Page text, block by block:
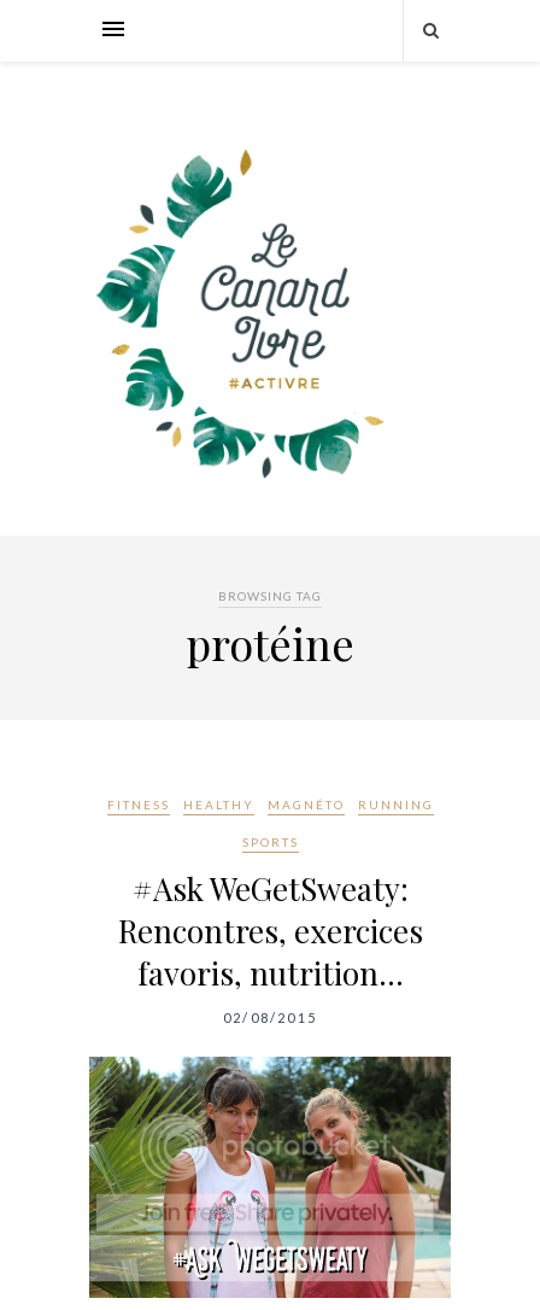
BROWSING TAG
protéine
FITNESS HEALTHY MAGNÉTO RUNNING
SPORTS
#Ask WeGetSweaty:
Rencontres, exercices
favoris, nutrition…
02/08/2015